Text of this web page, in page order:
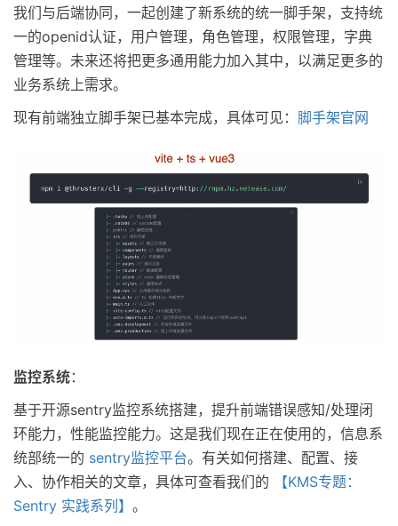
我们与后端协同，一起创建了新系统的统一脚手架，支持统
一的openid认证，用户管理，角色管理，权限管理，字典
管理等。未来还将把更多通用能力加入其中，以满足更多的
业务系统上需求。
现有前端独立脚手架已基本完成，具体可见： 脚手架官网
监控系统：
基于开源sentry监控系统搭建，提升前端错误感知/处理闭
环能力，性能监控能力。这是我们现在正在使用的，信息系
统部统一的 sentry监控平台。有关如何搭建、配置、接
入、协作相关的文章，具体可查看我们的
【KMS专题：
Sentry 实践系列】 。